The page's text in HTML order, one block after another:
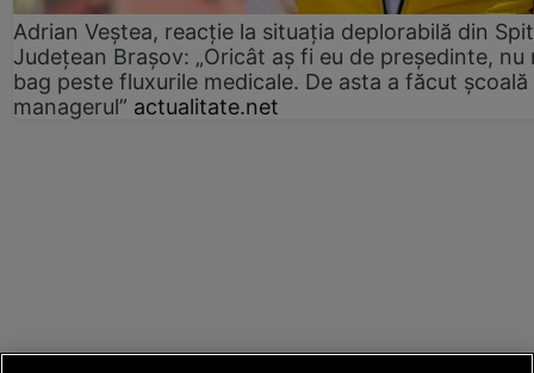
Adrian Veștea, reacție la situația deplorabilă din
Județean Brașov: „Oricât aș fi eu de președinte, nu
bag peste fluxurile medicale. De asta a făcut școală
managerul” actualitate.net